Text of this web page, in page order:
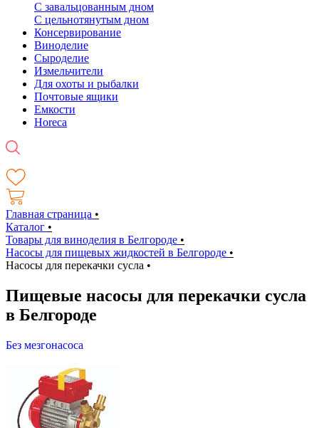
С завальцованным дном
С цельнотянутым дном
Консервирование
Виноделие
Сыроделие
Измельчители
Для охоты и рыбалки
Почтовые ящики
Емкости
Horeca
Главная страница •
Каталог •
Товары для виноделия в Белгороде •
Насосы для пищевых жидкостей в Белгороде •
Насосы для перекачки сусла •
Пищевые насосы для перекачки сусла
в Белгороде
Без мезгонасоса